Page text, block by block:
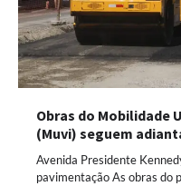
Obras do Mobilidade
(Muvi) seguem
Avenida Presidente
pavimentação As obras do